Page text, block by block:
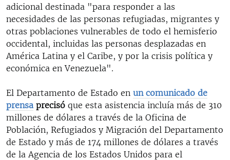
adicional destinada "para responder a las
necesidades de las personas refugiadas, migrantes y
otras poblaciones vulnerables de todo el hemisferio
occidental, incluidas las personas desplazadas en
América Latina y el Caribe, y por la crisis política y
económica en Venezuela".
El Departamento de Estado en un comunicado de
prensa precisó que esta asistencia incluía más de 310
millones de dólares a través de la Oficina de
Población, Refugiados y Migración del Departamento
de Estado y más de 174 millones de dólares a través
de la Agencia de los Estados Unidos para el